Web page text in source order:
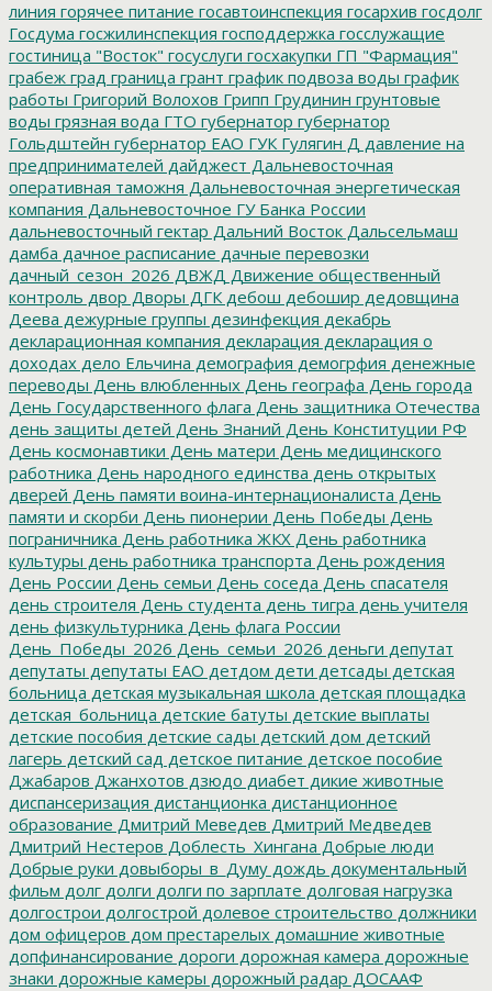
линия горячее питание госавтоинспекция госархив госдолг
Госдума госжилинспекция господдержка госслужащие
гостиница "Восток" госуслуги госхакупки ГП "Фармация"
грабеж град граница грант график подвоза воды график
работы Григорий Волохов Грипп Грудинин грунтовые
воды грязная вода ГТО губернатор губернатор
Гольдштейн губернатор ЕАО ГУК Гулягин Д давление на
предпринимателей дайджест Дальневосточная
оперативная таможня Дальневосточная энергетическая
компания Дальневосточное ГУ Банка России
дальневосточный гектар Дальний Восток Дальсельмаш
дамба дачное расписание дачные перевозки
дачный_сезон_2026 ДВЖД Движение общественный
контроль двор Дворы ДГК дебош дебошир дедовщина
Деева дежурные группы дезинфекция декабрь
декларационная компания декларация декларация о
доходах дело Ельчина демография демогрфия денежные
переводы День влюбленных День географа День города
День Государственного флага День защитника Отечества
день защиты детей День Знаний День Конституции РФ
День космонавтики День матери День медицинского
работника День народного единства день открытых
дверей День памяти воина-интернационалиста День
памяти и скорби День пионерии День Победы День
пограничника День работника ЖКХ День работника
культуры день работника транспорта День рождения
День России День семьи День соседа День спасателя
день строителя День студента день тигра день учителя
день физкультурника День флага России
День_Победы_2026 День_семьи_2026 деньги депутат
депутаты депутаты ЕАО детдом дети детсады детская
больница детская музыкальная школа детская площадка
детская_больница детские батуты детские выплаты
детские пособия детские сады детский дом детский
лагерь детский сад детское питание детское пособие
Джабаров Джанхотов дзюдо диабет дикие животные
диспансеризация дистанционка дистанционное
образование Дмитрий Меведев Дмитрий Медведев
Дмитрий Нестеров Доблесть_Хингана Добрые люди
Добрые руки довыборы_в_Думу дождь документальный
фильм долг долги долги по зарплате долговая нагрузка
долгострои долгострой долевое строительство должники
дом офицеров дом престарелых домашние животные
допфинансирование дороги дорожная камера дорожные
знаки дорожные камеры дорожный радар ДОСААФ